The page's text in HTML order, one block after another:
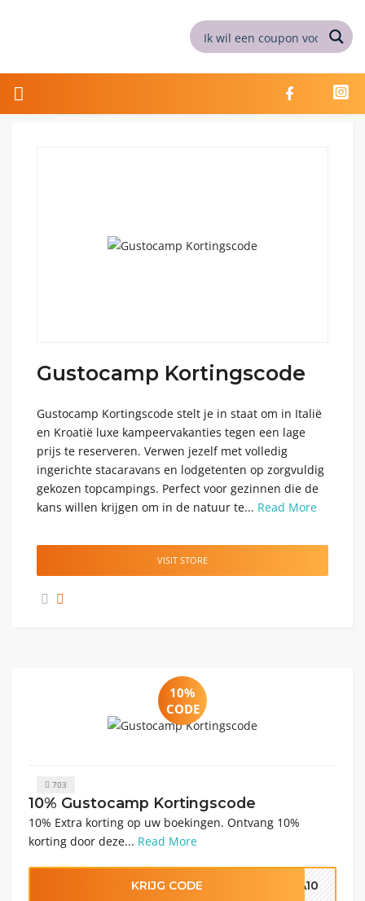
Gustocamp Kortingscode
Gustocamp Kortingscode stelt je in staat om in Italië
en Kroatië luxe kampeervakanties tegen een lage
prijs te reserveren. Verwen jezelf met volledig
ingerichte stacaravans en lodgetenten op zorgvuldig
gekozen topcampings. Perfect voor gezinnen die de
kans willen krijgen om in de natuur te... Read More
VISIT STORE
10%
CODE
703
10% Gustocamp Kortingscode
10% Extra korting op uw boekingen. Ontvang 10% ​​
korting door deze... Read More
KRIJG CODE RA10